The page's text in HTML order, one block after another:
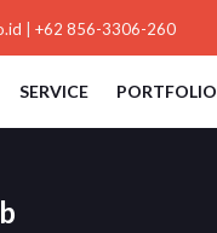
+62 856-3306-260
SERVICE PORTFOLIO